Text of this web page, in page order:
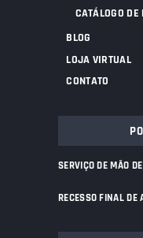
CATÁLOGO DE
BLOG
LOJA VIRTUAL
CONTATO
SERVIÇO DE MÃO
RECESSO FINAL DE